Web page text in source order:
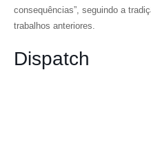
consequências”, seguindo a
trabalhos anteriores.
Dispatch